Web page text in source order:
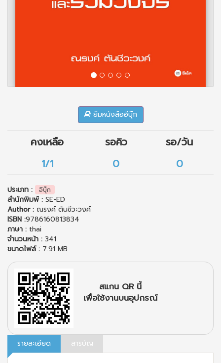
ยืมหนังสืออีบุ๊ก
คงเหลือ รอคิว
รอ/วัน
1/1
0 0
ประเภท : อีบุ๊ก
สำนักพิมพ์ : SE-ED
Author : ณรงค์ ตันชีวะวงศ์
ISBN :9786160813834
ภาษา : thai
จำนวนหน้า : 341
ขนาดไฟล์ : 7.91 MB
สแกน QR นี้
เพื่อใช้งานบนอุปกรณ์
รายละเอียด สารบัญ